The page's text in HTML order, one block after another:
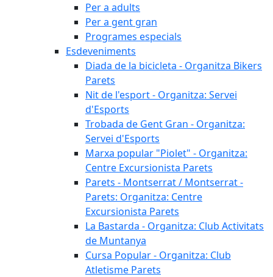
Per a adults
Per a gent gran
Programes especials
Esdeveniments
Diada de la bicicleta - Organitza Bikers
Parets
Nit de l'esport - Organitza: Servei
d'Esports
Trobada de Gent Gran - Organitza:
Servei d'Esports
Marxa popular "Piolet" - Organitza:
Centre Excursionista Parets
Parets - Montserrat / Montserrat -
Parets: Organitza: Centre
Excursionista Parets
La Bastarda - Organitza: Club Activitats
de Muntanya
Cursa Popular - Organitza: Club
Atletisme Parets